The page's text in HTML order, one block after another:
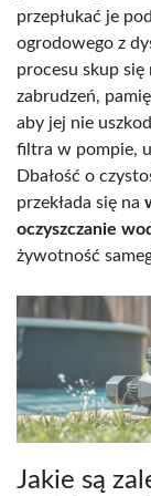
przepłukać je
ogrodowego z
procesu skup się
zabrudzeń,
aby jej nie
filtra w pompie,
Dbałość o
przekłada się na
oczyszczanie
żywotność
Jakie są